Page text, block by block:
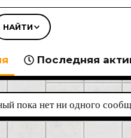
НАЙТИ
Последняя
пока нет ни одного